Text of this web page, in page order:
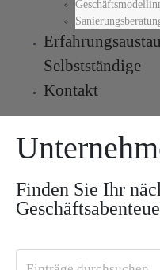
Selbstständige
Kontakt
Finden Sie Ihr